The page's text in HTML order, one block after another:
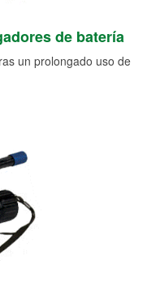
de batería
un prolongado uso de